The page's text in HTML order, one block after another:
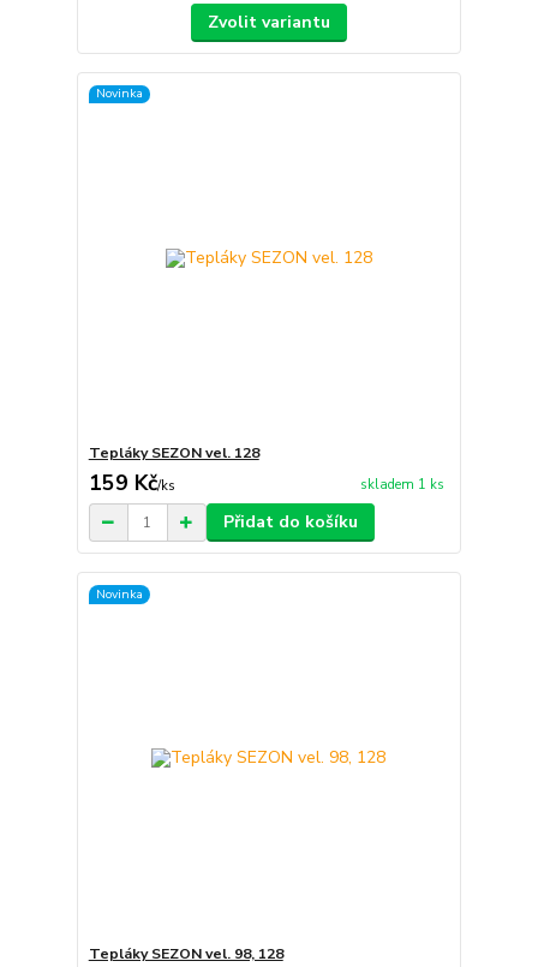
Zvolit variantu
Novinka
Tepláky SEZON vel. 128
159 Kč/ks skladem 1 ks
Přidat do košíku
Novinka
Tepláky SEZON vel. 98, 128